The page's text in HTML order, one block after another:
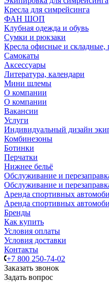
Кресла для симрейсинга
ФАН ШОП
Клубная одежда и обувь
Сумки и рюкзаки
Кресла офисные и
Самокаты
Аксессуары
Литература, календари
Мини шлемы
О компании
О компании
Вакансии
Услуги
Индивидуальный дизайн
Комбинезоны
Ботинки
Перчатки
Нижнее бельё
Обслуживание и
Обслуживание и
Аренда спортивных
Аренда спортивных
Бренды
Как купить
Условия оплаты
Условия доставки
Контакты
+7 800 250-74-02
Заказать звонок
Задать вопрос